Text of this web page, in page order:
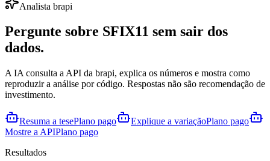
Analista brapi
Pergunte sobre SFIX11 sem sair dos
dados.
A IA consulta a API da brapi, explica os números e mostra como
reproduzir a análise por código. Respostas não são recomendação de
investimento.
Resuma a tesePlano pago Explique a variaçãoPlano pago
Mostre a APIPlano pago
Resultados